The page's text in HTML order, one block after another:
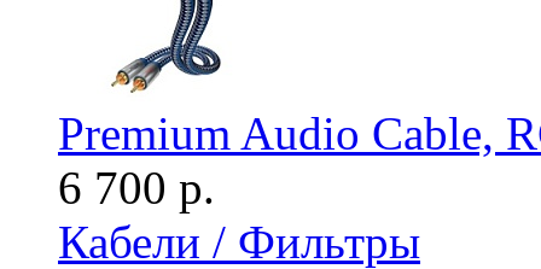
Premium Audio Cable,
6 700 р.
Кабели / Фильтры